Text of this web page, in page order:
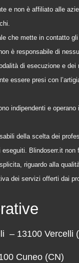
e non è affiliato alle
che mette in contatto
è responsabile di
di esecuzione e
essere presi con
indipendenti e operano
della scelta dei
Blindoserr.it non
riguardo alla
dei servizi offerti dai
– 13100 Vercelli
Cuneo (CN)